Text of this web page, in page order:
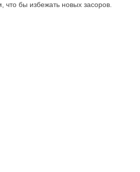
что бы избежать новых засоров.